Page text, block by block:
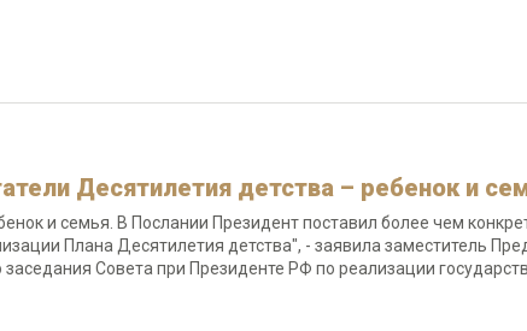
Десятилетия детства – ребенок и
и семья. В Послании Президент поставил более чем
Плана Десятилетия детства", - заявила заместитель
Совета при Президенте РФ по реализации